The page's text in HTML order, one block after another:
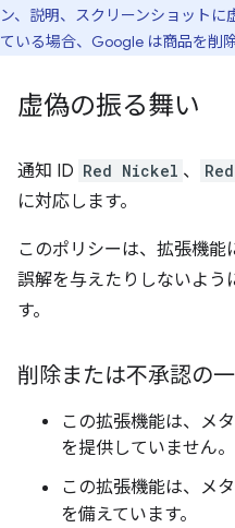
ン、説明、スクリーンショット
ている場合、Google は商品を削
虚偽の振る舞い
通知 ID Red Nickel 、
に対応します。
このポリシーは、拡張機能
誤解を与えたりしないよう
す。
削除または不承認の
この拡張機能は、メ
を提供していません。
この拡張機能は、メ
を備えています。